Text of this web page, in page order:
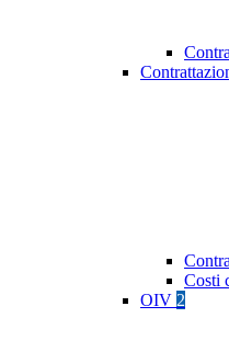
Costi
OIV 2